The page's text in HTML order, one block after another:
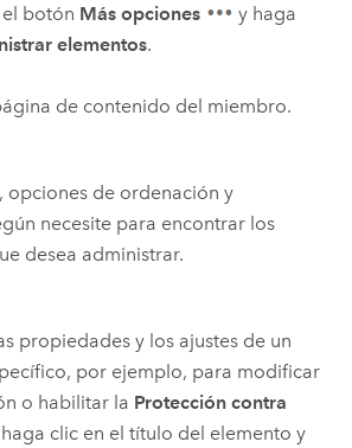
botón Más opciones
y haga
elementos.
de contenido del miembro.
opciones de ordenación y
necesite para encontrar los
desea administrar.
propiedades y los ajustes de un
por ejemplo, para modificar
o habilitar la Protección contra
clic en el título del elemento y